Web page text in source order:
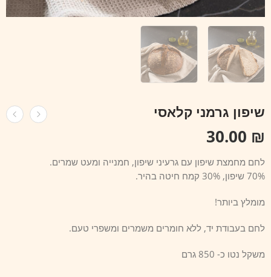
שיפון גרמני קלאסי
₪
לחם מחמצת שיפון עם גרעיני שיפון, חמנייה ומעט שמרים.
70% שיפון, 30% קמח חיטה בהיר.
מומלץ ביותר!
לחם בעבודת יד, ללא חומרים משמרים ומשפרי טעם.
משקל נטו כ- 850 גרם